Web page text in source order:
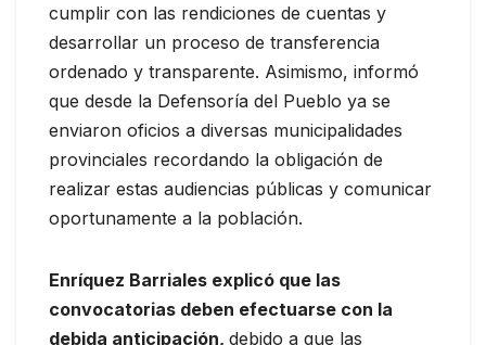
cumplir con las rendiciones de cuentas y
desarrollar un proceso de transferencia
ordenado y transparente. Asimismo, informó
que desde la Defensoría del Pueblo ya se
enviaron oficios a diversas municipalidades
provinciales recordando la obligación de
realizar estas audiencias públicas y comunicar
oportunamente a la población.
Enríquez Barriales explicó que las
convocatorias deben efectuarse con la
debida anticipación, debido a que las